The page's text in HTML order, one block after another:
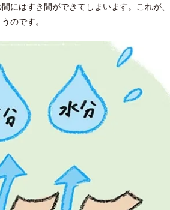
にはすき間ができてしまいます。これが、
のです。